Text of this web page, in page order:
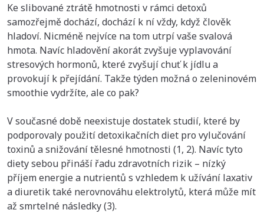
Ke slibované ztrátě hmotnosti v rámci detoxů
samozřejmě dochází, dochází k ní vždy, když člověk
hladoví. Nicméně nejvíce na tom utrpí vaše svalová
hmota. Navíc hladovění akorát zvyšuje vyplavování
stresových hormonů, které zvyšují chuť k jídlu a
provokují k přejídání. Takže týden možná o zeleninovém
smoothie vydržíte, ale co pak?
V současné době neexistuje dostatek studií, které by
podporovaly použití detoxikačních diet pro vylučování
toxinů a snižování tělesné hmotnosti (1, 2). Navíc tyto
diety sebou přináší řadu zdravotních rizik – nízký
příjem energie a nutrientů s vzhledem k užívání laxativ
a diuretik také nerovnováhu elektrolytů, která může mít
až smrtelné následky (3).